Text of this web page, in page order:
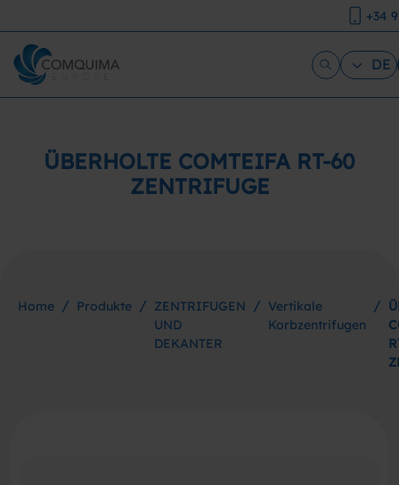
+34
DE
ÜBERHOLTE COMTEIFA RT-60
ZENTRIFUGE
Home / Produkte / ZENTRIFUGEN
UND
DEKANTER
/ Vertikale
Korbzentrifugen
/